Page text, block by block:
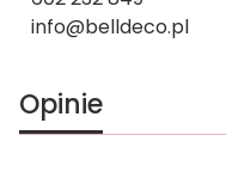
info@belldeco.pl
Opinie